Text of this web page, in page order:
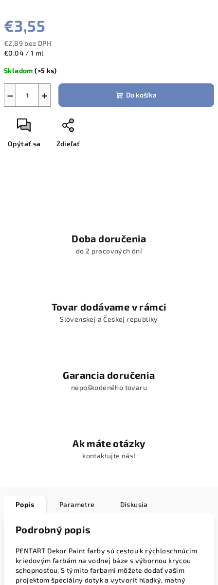
€3,55
€2,89 bez DPH
Jednotková
€0,04 / 1 ml
Skladom(>5 ks)
+
− Do košíka
Opýtať sa Zdieľať
Doba doručenia
do 2 pracovných dní
Tovar dodávame v rámci
Slovenskej a Českej republiky
Garancia doručenia
nepoškodeného tovaru
Ak máte otázky
kontaktujte nás!
Popis Parametre Diskusia
Podrobný popis
PENTART Dekor Paint farby sú cestou k rýchloschnúcim
kriedovým farbám na vodnej báze s výbornou krycou
schopnosťou. S týmito farbami môžete dodať vašim
projektom špeciálny dotyk a vytvoriť hladký, matný